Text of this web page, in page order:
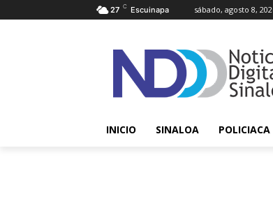
27 C Escuinapa sábado, agosto 8,
INICIO SINALOA POLICIACA